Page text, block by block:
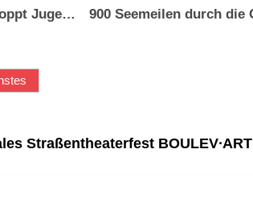
Wismarer Polizei stoppt Jugendliche mit vermeintlicher Pistole I Kurzmeldungen
Straßentheaterfest BOULEV∙ART